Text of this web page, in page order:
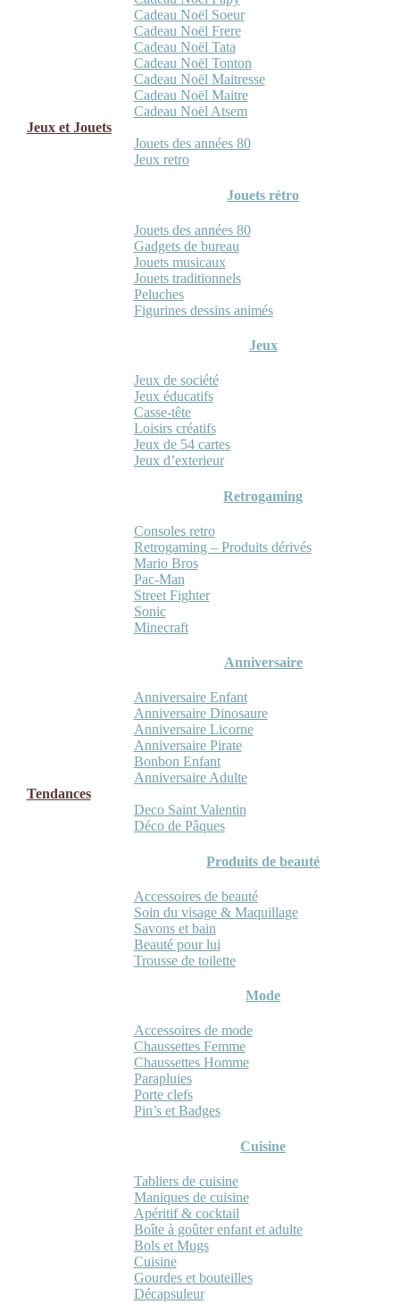
Cadeau Noël Soeur
Cadeau Noël Frere
Cadeau Noël Tata
Cadeau Noël Tonton
Cadeau Noël Maitresse
Cadeau Noël Maitre
Cadeau Noël Atsem
Jeux et Jouets
Jouets des années 80
Jeux retro
Jouets rétro
Jouets des années 80
Gadgets de bureau
Jouets musicaux
Jouets traditionnels
Peluches
Figurines dessins animés
Jeux
Jeux de société
Jeux éducatifs
Casse-tête
Loisirs créatifs
Jeux de 54 cartes
Jeux d’exterieur
Retrogaming
Consoles retro
Retrogaming – Produits dérivés
Mario Bros
Pac-Man
Street Fighter
Sonic
Minecraft
Anniversaire
Anniversaire Enfant
Anniversaire Dinosaure
Anniversaire Licorne
Anniversaire Pirate
Bonbon Enfant
Anniversaire Adulte
Tendances
Deco Saint Valentin
Déco de Pâques
Produits de beauté
Accessoires de beauté
Soin du visage & Maquillage
Savons et bain
Beauté pour lui
Trousse de toilette
Mode
Accessoires de mode
Chaussettes Femme
Chaussettes Homme
Parapluies
Porte clefs
Pin’s et Badges
Cuisine
Tabliers de cuisine
Maniques de cuisine
Apéritif & cocktail
Boîte à goûter enfant et adulte
Bols et Mugs
Cuisine
Gourdes et bouteilles
Décapsuleur